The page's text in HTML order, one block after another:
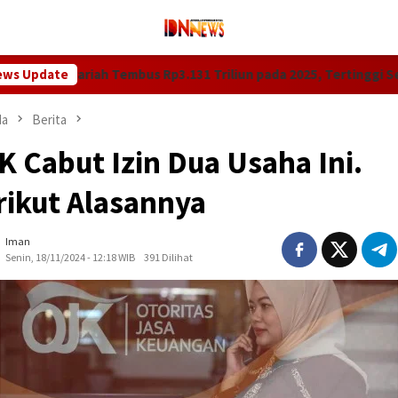
Update
Tembus Rp3.131 Triliun pada 2025, Tertinggi Sepanjang
Berita
Cabut Izin Dua Usaha Ini.
Alasannya
Iman
Senin, 18/11/2024 - 12:18 WIB
391 Dilihat